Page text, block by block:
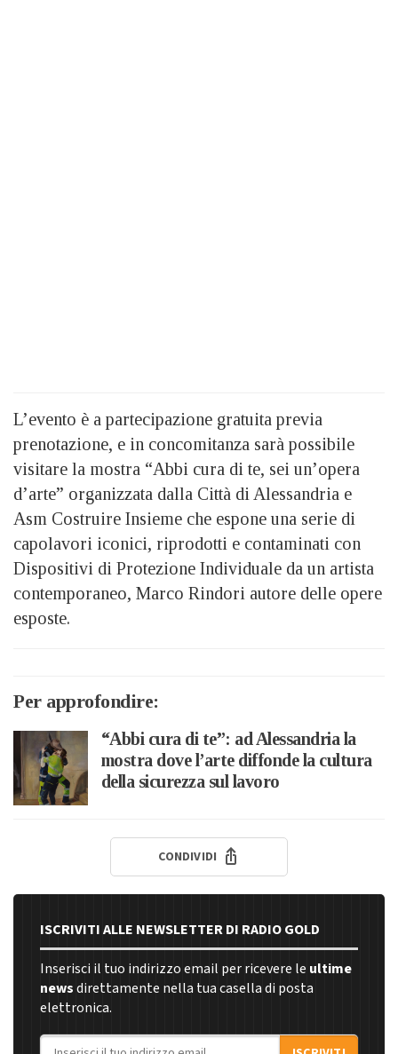
L’evento è a partecipazione gratuita previa
prenotazione, e in concomitanza sarà possibile
visitare la mostra “Abbi cura di te, sei un’opera
d’arte” organizzata dalla Città di Alessandria e
Asm Costruire Insieme che espone una serie di
capolavori iconici, riprodotti e contaminati con
Dispositivi di Protezione Individuale da un artista
contemporaneo, Marco Rindori autore delle opere
esposte.
Per approfondire:
“Abbi cura di te”: ad Alessandria la
mostra dove l’arte diffonde la cultura
della sicurezza sul lavoro
CONDIVIDI
ISCRIVITI ALLE NEWSLETTER DI RADIO GOLD
Inserisci il tuo indirizzo email per ricevere le ultime
newsdirettamente nella tua casella di posta
elettronica.
Indirizzo email